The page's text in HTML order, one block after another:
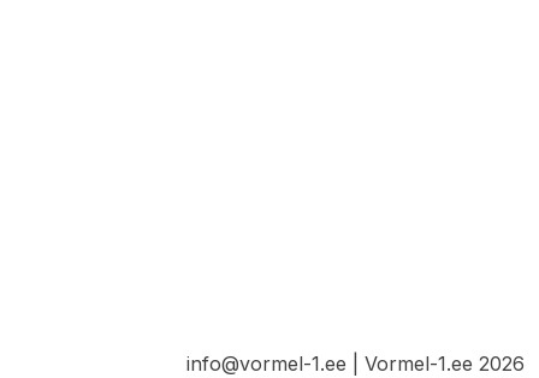
info@vormel-1.ee | Vormel-1.ee 2026